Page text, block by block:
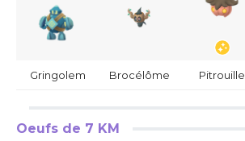
Gringolem Brocélôme Pitrouille
Oeufs de 7 KM